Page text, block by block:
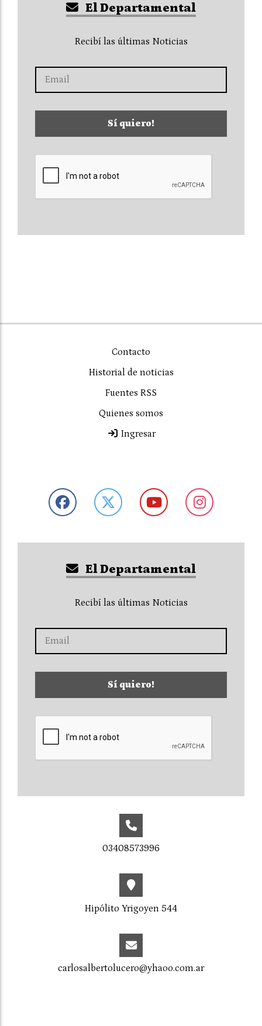
El Departamental
Recibí las últimas Noticias
Sí quiero!
Contacto
Historial de noticias
Fuentes RSS
Quienes somos
Ingresar
El Departamental
Recibí las últimas Noticias
Sí quiero!
03408573996
Hipólito Yrigoyen 544
carlosalbertolucero@yhaoo.com.ar